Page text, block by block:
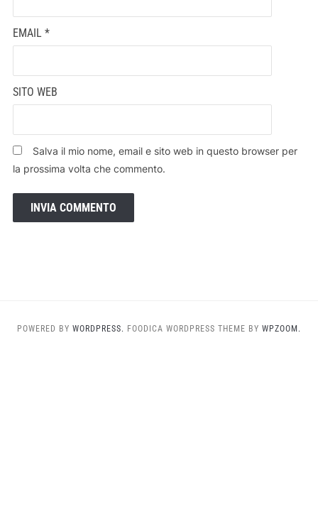
EMAIL *
SITO WEB
Salva il mio nome, email e sito web in questo browser per
la prossima volta che commento.
POWERED BY WORDPRESS. FOODICA WORDPRESS THEME BY WPZOOM.